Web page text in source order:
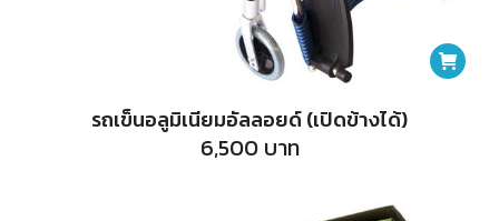
รถเข็นอลูมิเนียมอัลลอยด์ (เปิดข้างได้)
6,500บาท